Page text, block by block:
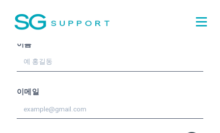
최신 업데이트를
요!
이름
이메일